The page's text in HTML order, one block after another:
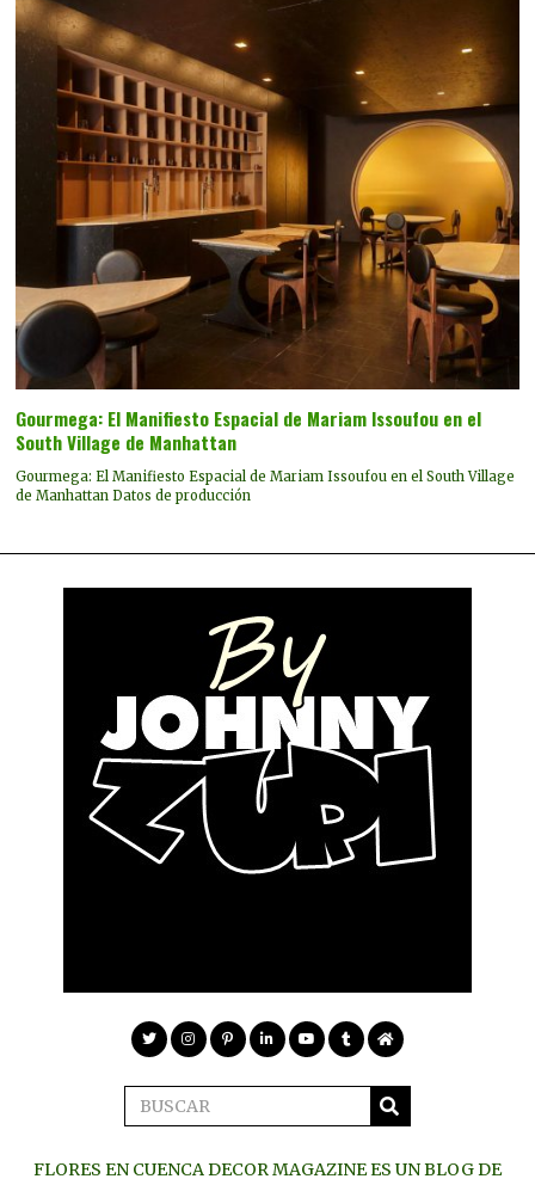
Gourmega: El Manifiesto Espacial de Mariam Issoufou en el
South Village de Manhattan
Gourmega: El Manifiesto Espacial de Mariam Issoufou en el South Village
de Manhattan Datos de producción
FLORES EN CUENCA DECOR MAGAZINE ES UN BLOG DE